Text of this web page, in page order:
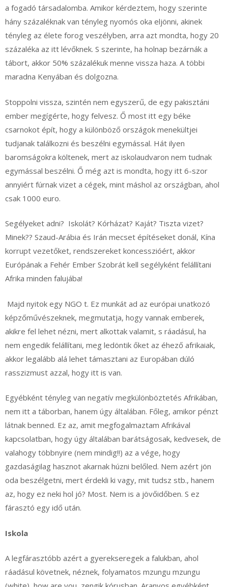
a fogadó társadalomba. Amikor kérdeztem, hogy szerinte
hány százaléknak van tényleg nyomós oka eljönni, akinek
tényleg az élete forog veszélyben, arra azt mondta, hogy 20
százaléka az itt lévőknek. S szerinte, ha holnap bezárnák a
tábort, akkor 50% százalékuk menne vissza haza. A többi
maradna Kenyában és dolgozna.
Stoppolni vissza, szintén nem egyszerű, de egy pakisztáni
ember megígérte, hogy felvesz. Ő most itt egy béke
csarnokot épít, hogy a különböző országok menekültjei
tudjanak találkozni és beszélni egymással. Hát ilyen
baromságokra költenek, mert az iskolaudvaron nem tudnak
egymással beszélni. Ő még azt is mondta, hogy itt 6-szor
annyiért fúrnak vizet a cégek, mint máshol az országban, ahol
csak 1000 euro.
Segélyeket adni? Iskolát? Kórházat? Kaját? Tiszta vizet?
Minek?? Szaud-Arábia és Irán mecset építéseket donál, Kína
korrupt vezetőket, rendszereket koncesszióért, akkor
Európának a Fehér Ember Szobrát kell segélyként felállítani
Afrika minden falujába!
Majd nyitok egy NGO t. Ez munkát ad az európai unatkozó
képzőművészeknek, megmutatja, hogy vannak emberek,
akikre fel lehet nézni, mert alkottak valamit, s ráadásul, ha
nem engedik felállítani, meg ledöntik őket az éhező afrikaiak,
akkor legalább alá lehet támasztani az Europában dúló
rasszizmust azzal, hogy itt is van.
Egyébként tényleg van negatív megkülönböztetés Afrikában,
nem itt a táborban, hanem úgy általában. Főleg, amikor pénzt
látnak benned. Ez az, amit megfogalmaztam Afrikával
kapcsolatban, hogy úgy általában barátságosak, kedvesek, de
valahogy többnyire (nem mindig!!) az a vége, hogy
gazdaságilag hasznot akarnak húzni belőled. Nem azért jön
oda beszélgetni, mert érdekli ki vagy, mit tudsz stb., hanem
az, hogy ez neki hol jó? Most. Nem is a jövőidőben. S ez
fárasztó egy idő után.
Iskola
A legfárasztóbb azért a gyerekseregek a falukban, ahol
ráadásul követnek, néznek, folyamatos mzungu mzungu